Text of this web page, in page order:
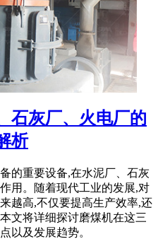
石灰厂、火电厂的
析
的重要设备,在水泥厂、石灰
用。随着现代工业的发展,对
越高,不仅要提高生产效率,还
文将详细探讨磨煤机在这三
以及发展趋势。